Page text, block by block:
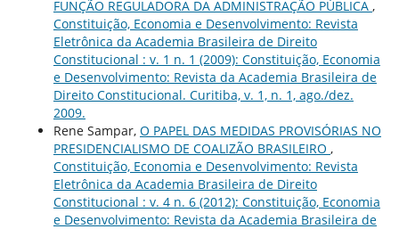
FUNÇÃO REGULADORA DA ADMINISTRAÇÃO PÚBLICA ,
Constituição, Economia e Desenvolvimento: Revista
Eletrônica da Academia Brasileira de Direito
Constitucional : v. 1 n. 1 (2009): Constituição, Economia
e Desenvolvimento: Revista da Academia Brasileira de
Direito Constitucional. Curitiba, v. 1, n. 1, ago./dez.
2009.
Rene Sampar, O PAPEL DAS MEDIDAS PROVISÓRIAS NO
PRESIDENCIALISMO DE COALIZÃO BRASILEIRO ,
Constituição, Economia e Desenvolvimento: Revista
Eletrônica da Academia Brasileira de Direito
Constitucional : v. 4 n. 6 (2012): Constituição, Economia
e Desenvolvimento: Revista da Academia Brasileira de